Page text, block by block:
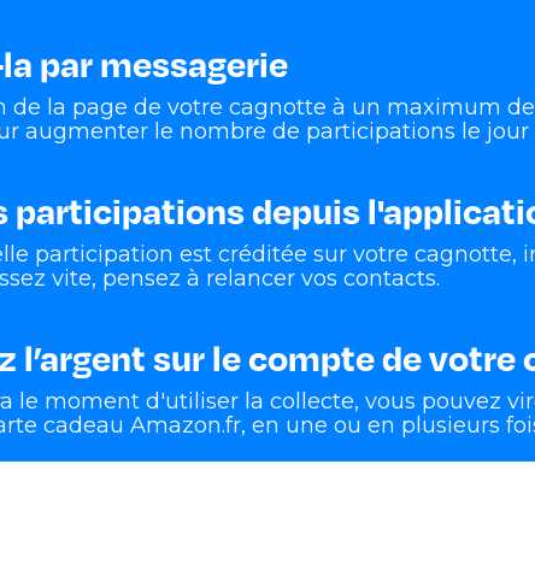
par messagerie
de la page de votre cagnotte à un maximum
augmenter le nombre de participations le
participations depuis
participation est créditée sur votre cagnotte,
vite, pensez à relancer vos contacts.
l’argent sur le compte de votre
le moment d'utiliser la collecte, vous pouvez
cadeau Amazon.fr, en une ou en plusieurs